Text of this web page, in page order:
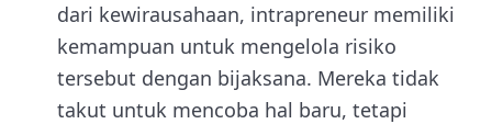
dari kewirausahaan, intrapreneur memiliki
kemampuan untuk mengelola risiko
tersebut dengan bijaksana. Mereka tidak
takut untuk mencoba hal baru, tetapi